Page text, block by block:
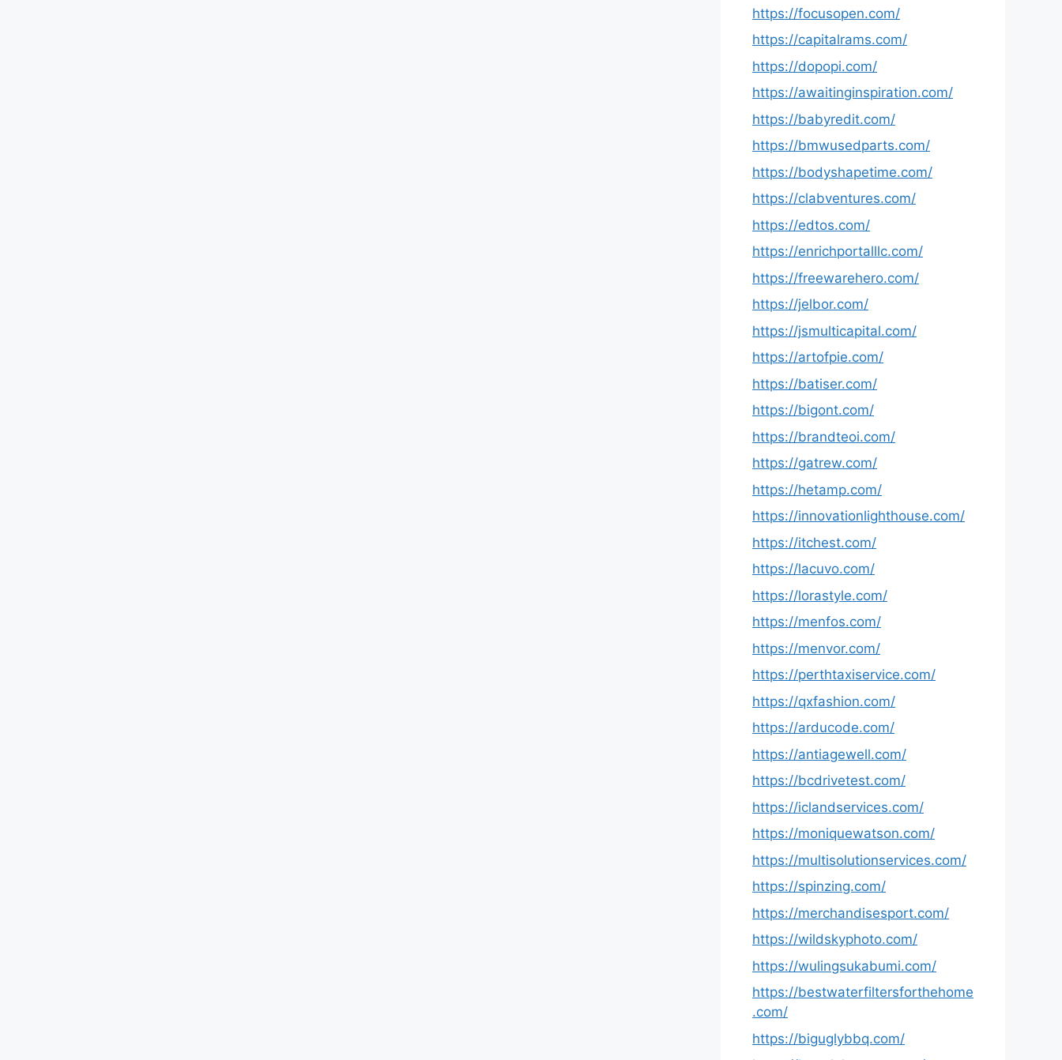
https://focusopen.com/
https://capitalrams.com/
https://dopopi.com/
https://awaitinginspiration.com/
https://babyredit.com/
https://bmwusedparts.com/
https://bodyshapetime.com/
https://clabventures.com/
https://edtos.com/
https://enrichportalllc.com/
https://freewarehero.com/
https://jelbor.com/
https://jsmulticapital.com/
https://artofpie.com/
https://batiser.com/
https://bigont.com/
https://brandteoi.com/
https://gatrew.com/
https://hetamp.com/
https://innovationlighthouse.com/
https://itchest.com/
https://lacuvo.com/
https://lorastyle.com/
https://menfos.com/
https://menvor.com/
https://perthtaxiservice.com/
https://qxfashion.com/
https://arducode.com/
https://antiagewell.com/
https://bcdrivetest.com/
https://iclandservices.com/
https://moniquewatson.com/
https://multisolutionservices.com/
https://spinzing.com/
https://merchandisesport.com/
https://wildskyphoto.com/
https://wulingsukabumi.com/
https://bestwaterfiltersforthehome
.com/
https://biguglybbq.com/